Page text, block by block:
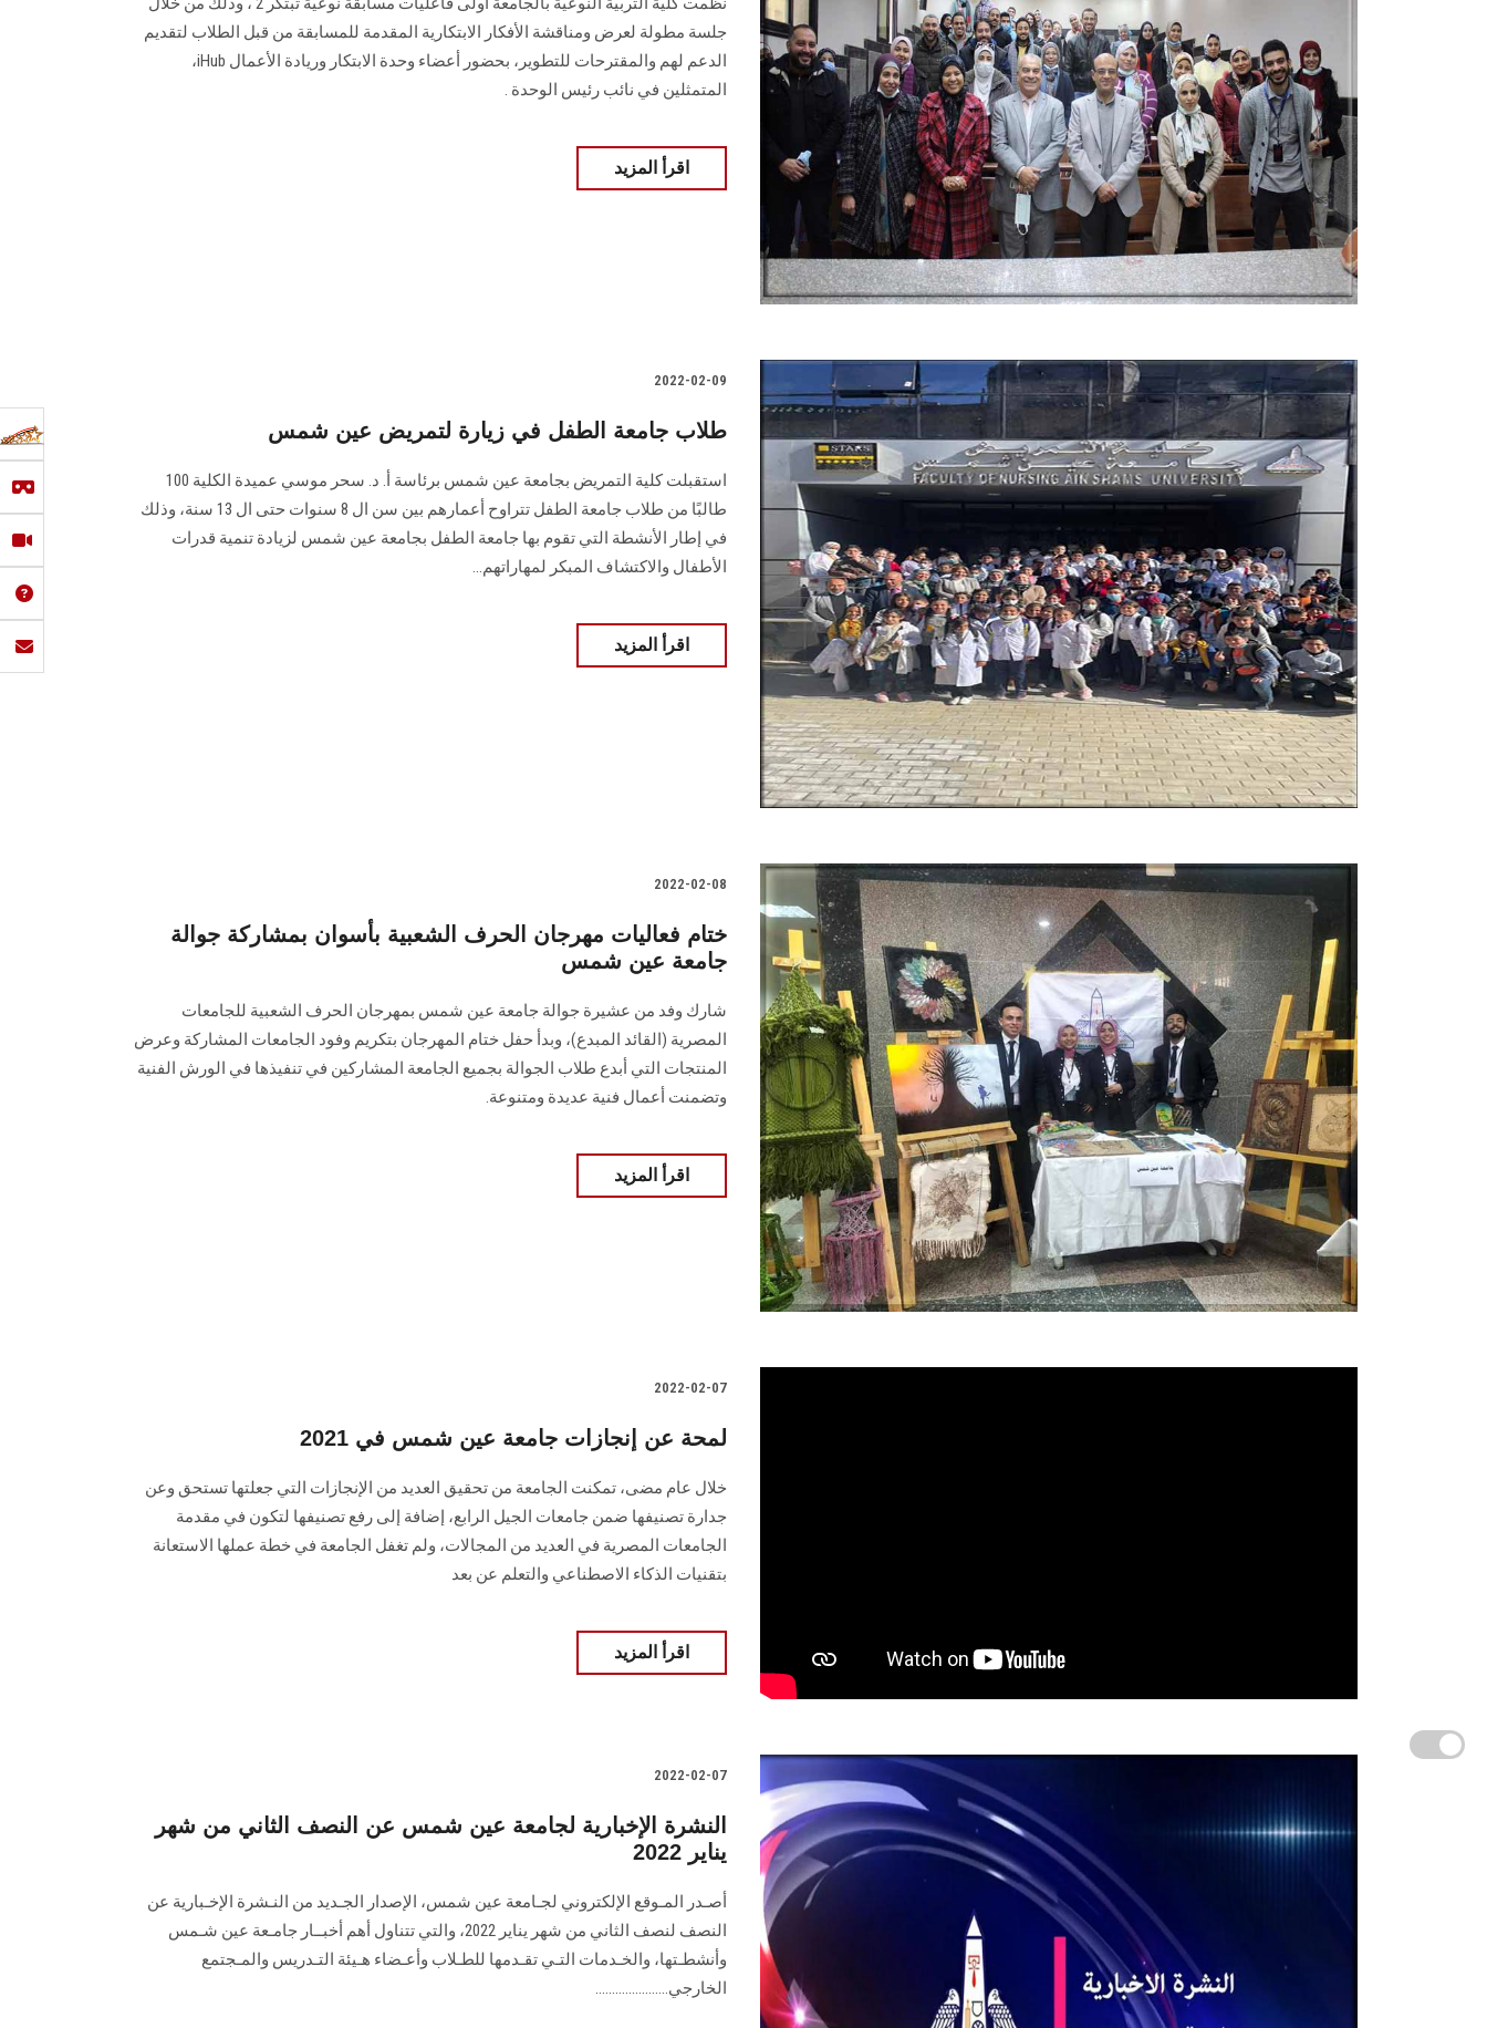
جلسة مطولة لعرض ومناقشة الأفكار الابتكارية المقدمة للمسابقة من قبل الطلاب لتقديم
الدعم لهم والمقترحات للتطوير، بحضور أعضاء وحدة الابتكار وريادة الأعمال iHub،
المتمثلين في نائب رئيس الوحدة .
اقرأ المزيد
2022-02-09
طلاب جامعة الطفل في زيارة لتمريض عين شمس
استقبلت كلية التمريض بجامعة عين شمس برئاسة أ. د. سحر موسي عميدة الكلية 100
طالبًا من طلاب جامعة الطفل تتراوح أعمارهم بين سن ال 8 سنوات حتى ال 13 سنة، وذلك
في إطار الأنشطة التي تقوم بها جامعة الطفل بجامعة عين شمس لزيادة تنمية قدرات
الأطفال والاكتشاف المبكر لمهاراتهم...
اقرأ المزيد
2022-02-08
ختام فعاليات مهرجان الحرف الشعبية بأسوان بمشاركة جوالة
جامعة عين شمس
شارك وفد من عشيرة جوالة جامعة عين شمس بمهرجان الحرف الشعبية للجامعات
المصرية (القائد المبدع)، وبدأ حفل ختام المهرجان بتكريم وفود الجامعات المشاركة وعرض
المنتجات التي أبدع طلاب الجوالة بجميع الجامعة المشاركين في تنفيذها في الورش الفنية
وتضمنت أعمال فنية عديدة ومتنوعة.
اقرأ المزيد
2022-02-07
لمحة عن إنجازات جامعة عين شمس في 2021
خلال عام مضى، تمكنت الجامعة من تحقيق العديد من الإنجازات التي جعلتها تستحق وعن
جدارة تصنيفها ضمن جامعات الجيل الرابع، إضافة إلى رفع تصنيفها لتكون في مقدمة
الجامعات المصرية في العديد من المجالات، ولم تغفل الجامعة في خطة عملها الاستعانة
بتقنيات الذكاء الاصطناعي والتعلم عن بعد
اقرأ المزيد
2022-02-07
النشرة الإخبارية لجامعة عين شمس عن النصف الثاني من شهر
يناير 2022
أصـدر المـوقع الإلكتروني لجـامعة عين شمس، الإصدار الجـديد من النـشرة الإخـبارية عن
النصف لنصف الثاني من شهر يناير 2022، والتي تتناول أهم أخبــار جامـعة عين شـمس
وأنشطـتها، والخـدمات التـي تقـدمها للطـلاب وأعـضاء هـيئة التـدريس والمـجتمع
الخارجي......................